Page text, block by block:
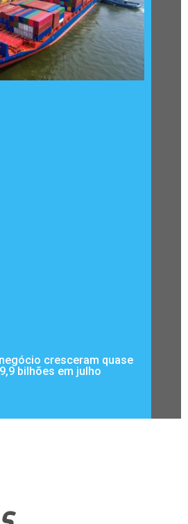
cresceram quase
bilhões em julho